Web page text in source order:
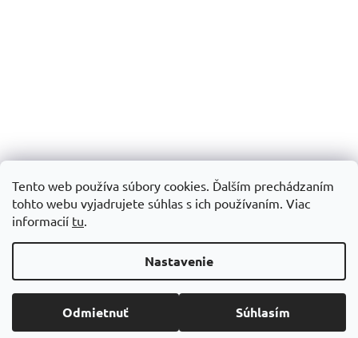
Tento web používa súbory cookies. Ďalším prechádzaním
tohto webu vyjadrujete súhlas s ich používaním. Viac
informacií tu.
Nastavenie
Odmietnuť Súhlasím
Vytvoril Shoptet
Copyright 2026Šijacie stroje Patchworkparty. Všetky práva
vyhradené.
Upraviť nastavenie cookies